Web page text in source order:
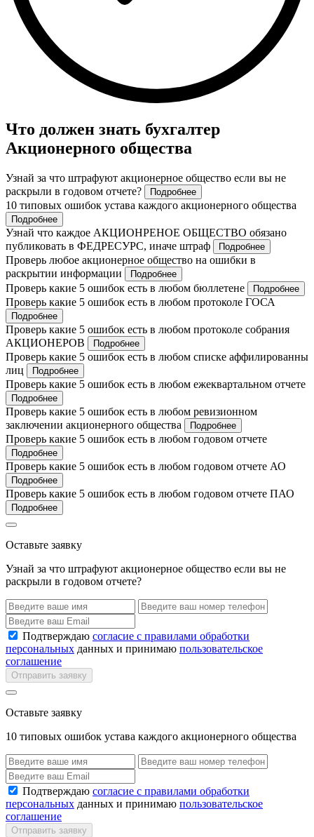
Что должен знать бухгалтер
Акционерного общества
Узнай за что штрафуют акционерное общество если вы не
раскрыли в годовом отчете?
Подробнее
10 типовых ошибок устава каждого акционерного общества
Подробнее
Узнай что каждое АКЦИОНРЕНОЕ ОБЩЕСТВО обязано
публиковать в ФЕДРЕСУРС, иначе штраф
Подробнее
Проверь любое акционерное общество на ошибки в
раскрытии информации
Подробнее
Проверь какие 5 ошибок есть в любом бюллетене Подробнее
Проверь какие 5 ошибок есть в любом протоколе ГОСА
Подробнее
Проверь какие 5 ошибок есть в любом протоколе собрания
АКЦИОНЕРОВ
Подробнее
Проверь какие 5 ошибок есть в любом списке аффилированны
лиц
Подробнее
Проверь какие 5 ошибок есть в любом ежеквартальном отчете
Подробнее
Проверь какие 5 ошибок есть в любом ревизионном
заключении акционерного общества
Подробнее
Проверь какие 5 ошибок есть в любом годовом отчете
Подробнее
Проверь какие 5 ошибок есть в любом годовом отчете АО
Подробнее
Проверь какие 5 ошибок есть в любом годовом отчете ПАО
Подробнее
Оставьте заявку
Узнай за что штрафуют акционерное общество если вы не
раскрыли в годовом отчете?
Подтверждаю согласие с правилами обработки
персональных данных и принимаю пользовательское
соглашение
Отправить заявку
Оставьте заявку
10 типовых ошибок устава каждого акционерного общества
Подтверждаю согласие с правилами обработки
персональных данных и принимаю пользовательское
соглашение
Отправить заявку